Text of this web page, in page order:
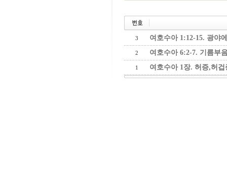
3 여호수아 1:12-15. 광야
2 여호수아 6:2-7. 기름부
1 여호수아 1장. 허증,허겁